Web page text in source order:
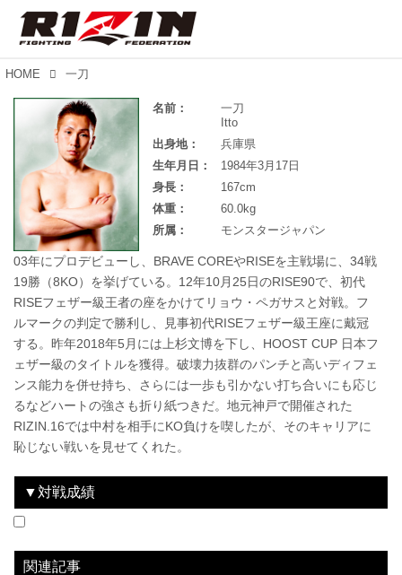
HOME 一刀
名前：
一刀
Itto
出身地：
兵庫県
生年月日：
1984年3月17日
身長：
167cm
体重：
60.0kg
所属：
モンスタージャパン
03年にプロデビューし、BRAVE COREやRISEを主戦場に、34戦
19勝（8KO）を挙げている。12年10月25日のRISE90で、初代
RISEフェザー級王者の座をかけてリョウ・ペガサスと対戦。フ
ルマークの判定で勝利し、見事初代RISEフェザー級王座に戴冠
する。昨年2018年5月には上杉文博を下し、HOOST CUP 日本フ
ェザー級のタイトルを獲得。破壊力抜群のパンチと高いディフェ
ンス能力を併せ持ち、さらには一歩も引かない打ち合いにも応じ
るなどハートの強さも折り紙つきだ。地元神戸で開催された
RIZIN.16では中村を相手にKO負けを喫したが、そのキャリアに
恥じない戦いを見せてくれた。
▼対戦成績
関連記事